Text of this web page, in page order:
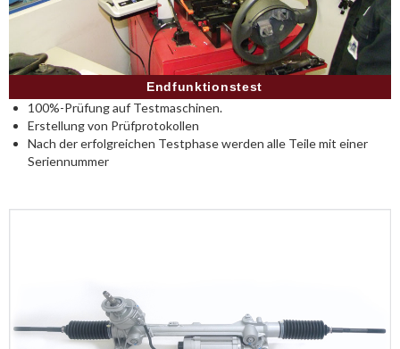
Endfunktionstest
100%-Prüfung auf Testmaschinen.
Erstellung von Prüfprotokollen
Nach der erfolgreichen Testphase werden alle Teile mit einer
Seriennummer